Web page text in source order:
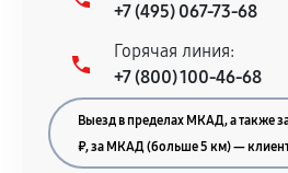
Документы для
гарантии
Гарантийный талон.
Акт выполненных работ с
услуг и сроком гарантии.
+7 (495) 067-73-68
Горячая линия:
+7 (800) 100-46-68
Выезд в пределах МКАД, а также
₽, за МКАД (больше 5 км) — клиент